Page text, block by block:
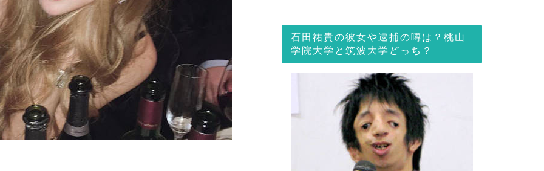
石田祐貴の彼女や逮捕の噂は？桃山
学院大学と筑波大学どっち？